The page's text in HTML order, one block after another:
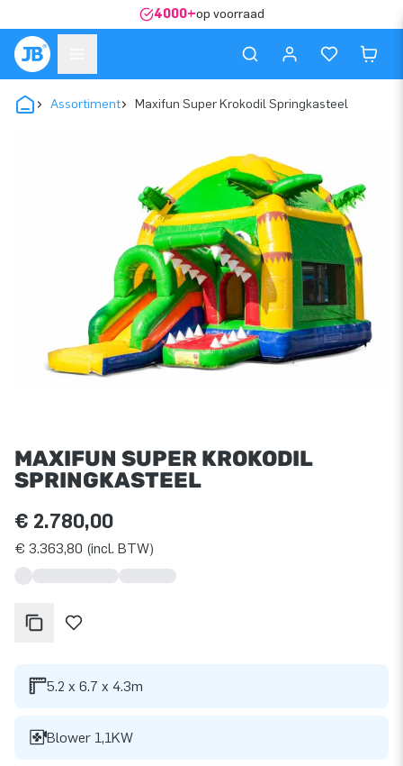
4000+op voorraad
Assortiment Maxifun Super Krokodil Springkasteel
MAXIFUN SUPER KROKODIL
SPRINGKASTEEL
€ 2.780,00
€ 3.363,80 (incl. BTW)
5.2 x 6.7 x 4.3m
Blower 1,1KW